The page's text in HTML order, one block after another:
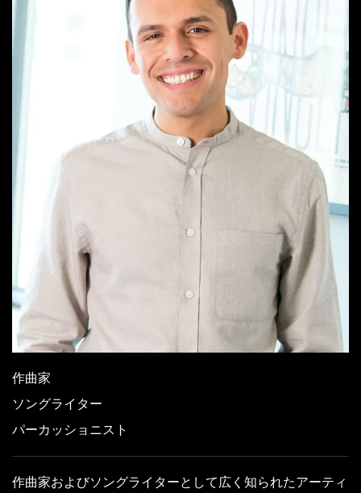
作曲家
ソングライター
パーカッショニスト
作曲家およびソングライターとして広く知られたアーティ